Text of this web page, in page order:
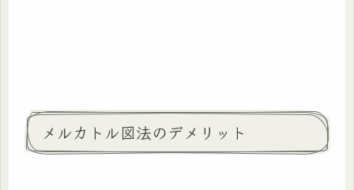
メルカトル図法のデメリット